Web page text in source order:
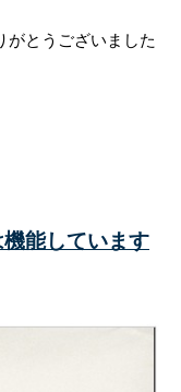
がとうございました
能しています